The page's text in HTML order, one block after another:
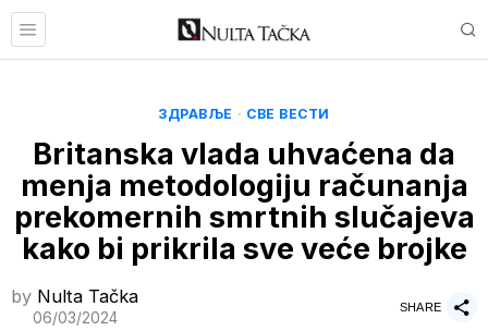
ЗДРАВЉЕ · СВЕ ВЕСТИ
Britanska vlada uhvaćena da
menja metodologiju računanja
prekomernih smrtnih slučajeva
kako bi prikrila sve veće brojke
by Nulta Tačka
06/03/2024
SHARE